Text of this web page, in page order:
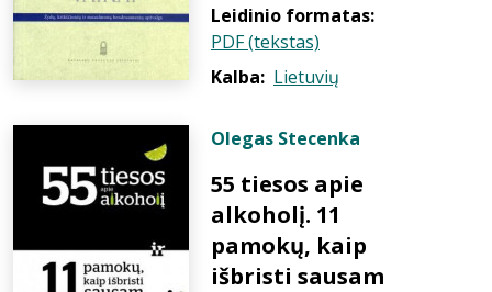
Leidinio formatas:
PDF (tekstas)
Kalba: Lietuvių
Olegas Stecenka
55 tiesos apie
alkoholį. 11
pamokų, kaip
išbristi sausam